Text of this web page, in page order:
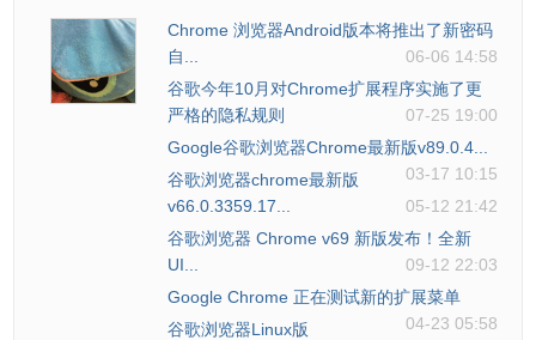
Chrome 浏览器Android版本将推出了新密码
自...
06-06 14:58
谷歌今年10月对Chrome扩展程序实施了更
严格的隐私规则
07-25 19:00
Google谷歌浏览器Chrome最新版v89.0.4...
03-17 10:15
谷歌浏览器chrome最新版
v66.0.3359.17...
05-12 21:42
谷歌浏览器 Chrome v69 新版发布！全新
UI...
09-12 22:03
Google Chrome 正在测试新的扩展菜单
04-23 05:58
谷歌浏览器Linux版